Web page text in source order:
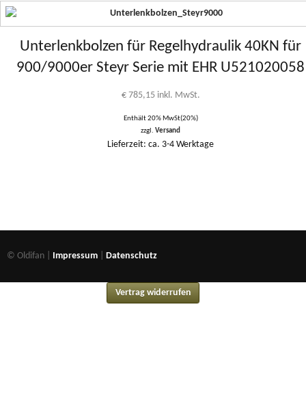
Unterlenkbolzen für Regelhydraulik 40KN für
900/9000er Steyr Serie mit EHR U521020058
€785,15 inkl. MwSt.
Enthält 20% MwSt(20%)
zzgl.Versand
Lieferzeit: ca. 3-4 Werktage
© Oldifan | Impressum Datenschutz
Vertrag widerrufen